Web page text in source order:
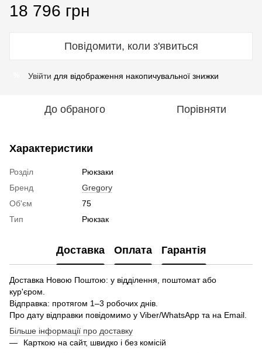
18 796 грн
Повідомити, коли з'явиться
Увійти для відображення накопичувальної знижки
До обраного Порівняти
Характеристики
Розділ
Рюкзаки
Бренд
Gregory
Об'єм
75
Тип
Рюкзак
Доставка Оплата Гарантія
Доставка Новою Поштою: у відділення, поштомат або
кур'єром.
Відправка: протягом 1–3 робочих днів.
Про дату відправки повідомимо у Viber/WhatsApp та на Email.
Більше інформації про доставку
Карткою на сайт, швидко і без комісій